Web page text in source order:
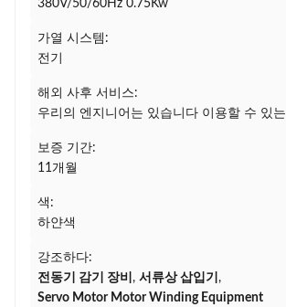
380V/50/60Hz 0.75Kw
가열 시스템:
전기
해외 사후 서비스:
우리의 엔지니어는 있습니다 이용할 수 있는
보증 기간:
11개월
색:
하얀색
강조하다:
전동기 감기 장비 , 서류상 삽입기 ,
Servo Motor Motor Winding Equipment